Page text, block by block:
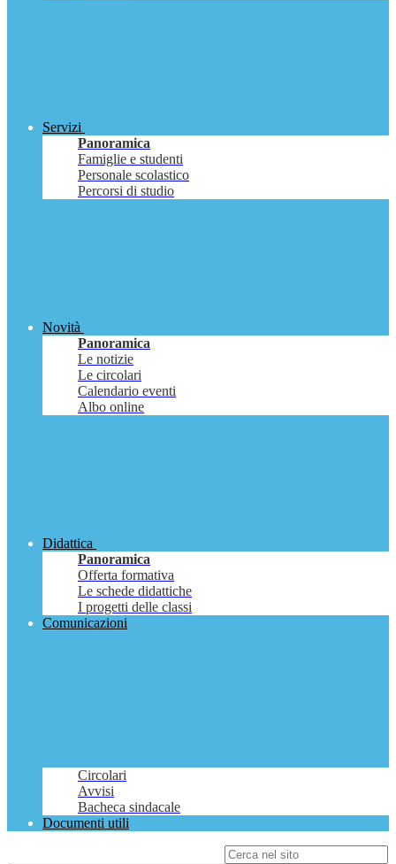
Servizi
Panoramica
Famiglie e studenti
Personale scolastico
Percorsi di studio
Novità
Panoramica
Le notizie
Le circolari
Calendario eventi
Albo online
Didattica
Panoramica
Offerta formativa
Le schede didattiche
I progetti delle classi
Comunicazioni
Circolari
Avvisi
Bacheca sindacale
Documenti utili